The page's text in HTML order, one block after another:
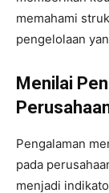
memahami
pengelolaan
Menilai
Pengalaman
pada
menjadi